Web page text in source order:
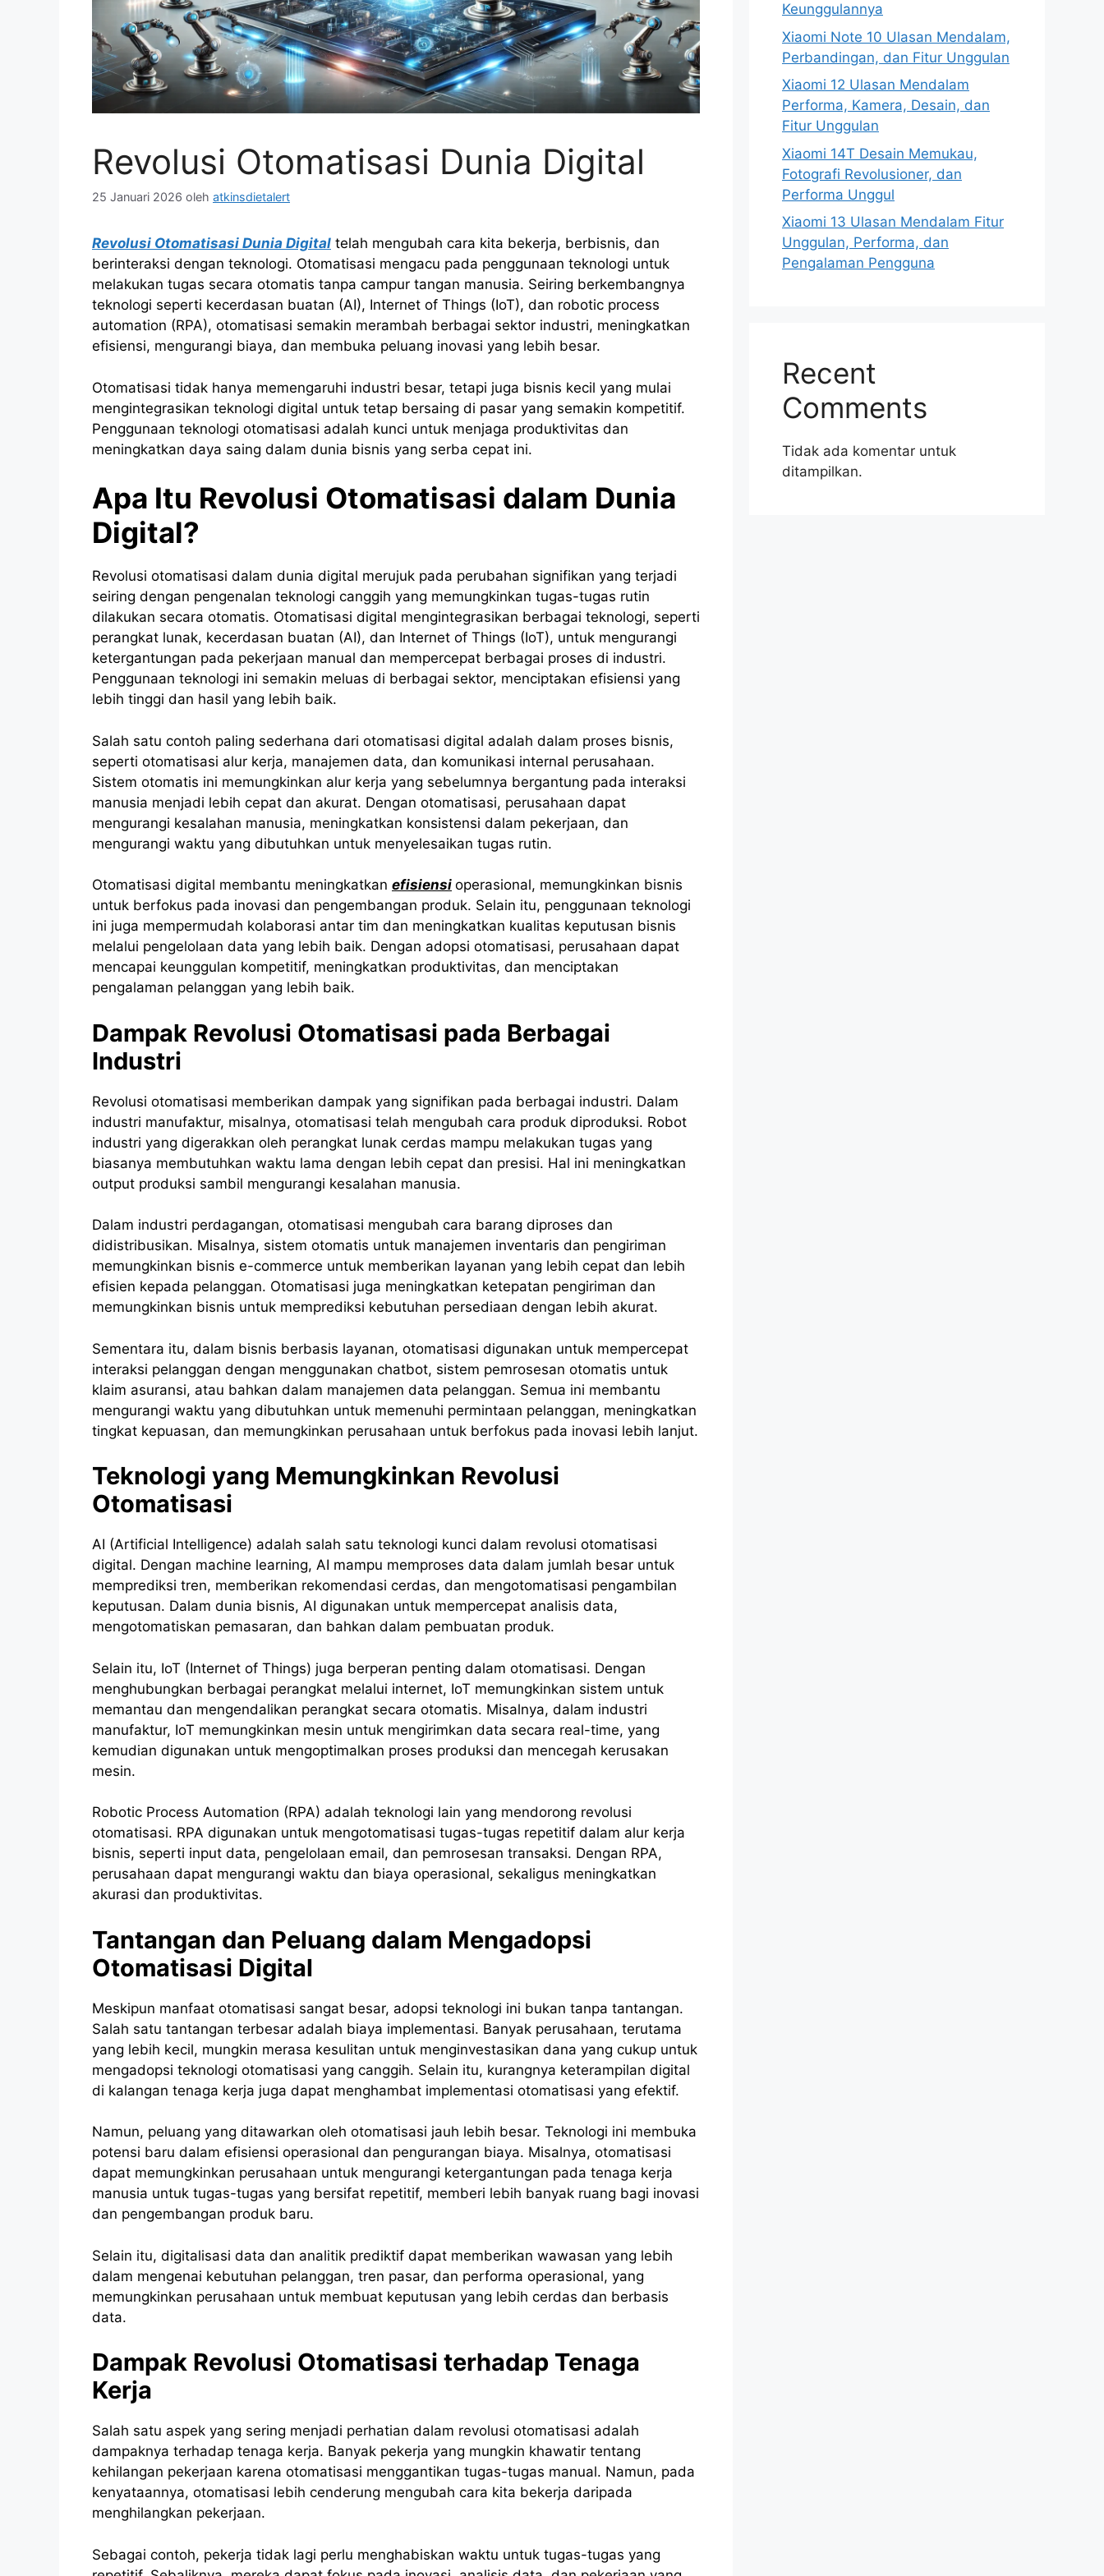
Revolusi Otomatisasi Dunia Digital
25 Januari 2026 oleh atkinsdietalert
Revolusi Otomatisasi Dunia Digital telah mengubah cara kita bekerja, berbisnis, dan
berinteraksi dengan teknologi. Otomatisasi mengacu pada penggunaan teknologi untuk
melakukan tugas secara otomatis tanpa campur tangan manusia. Seiring berkembangnya
teknologi seperti kecerdasan buatan (AI), Internet of Things (IoT), dan robotic process
automation (RPA), otomatisasi semakin merambah berbagai sektor industri, meningkatkan
efisiensi, mengurangi biaya, dan membuka peluang inovasi yang lebih besar.
Otomatisasi tidak hanya memengaruhi industri besar, tetapi juga bisnis kecil yang mulai
mengintegrasikan teknologi digital untuk tetap bersaing di pasar yang semakin kompetitif.
Penggunaan teknologi otomatisasi adalah kunci untuk menjaga produktivitas dan
meningkatkan daya saing dalam dunia bisnis yang serba cepat ini.
Apa Itu Revolusi Otomatisasi dalam Dunia
Digital?
Revolusi otomatisasi dalam dunia digital merujuk pada perubahan signifikan yang terjadi
seiring dengan pengenalan teknologi canggih yang memungkinkan tugas-tugas rutin
dilakukan secara otomatis. Otomatisasi digital mengintegrasikan berbagai teknologi, seperti
perangkat lunak, kecerdasan buatan (AI), dan Internet of Things (IoT), untuk mengurangi
ketergantungan pada pekerjaan manual dan mempercepat berbagai proses di industri.
Penggunaan teknologi ini semakin meluas di berbagai sektor, menciptakan efisiensi yang
lebih tinggi dan hasil yang lebih baik.
Salah satu contoh paling sederhana dari otomatisasi digital adalah dalam proses bisnis,
seperti otomatisasi alur kerja, manajemen data, dan komunikasi internal perusahaan.
Sistem otomatis ini memungkinkan alur kerja yang sebelumnya bergantung pada interaksi
manusia menjadi lebih cepat dan akurat. Dengan otomatisasi, perusahaan dapat
mengurangi kesalahan manusia, meningkatkan konsistensi dalam pekerjaan, dan
mengurangi waktu yang dibutuhkan untuk menyelesaikan tugas rutin.
Otomatisasi digital membantu meningkatkan efisiensi operasional, memungkinkan bisnis
untuk berfokus pada inovasi dan pengembangan produk. Selain itu, penggunaan teknologi
ini juga mempermudah kolaborasi antar tim dan meningkatkan kualitas keputusan bisnis
melalui pengelolaan data yang lebih baik. Dengan adopsi otomatisasi, perusahaan dapat
mencapai keunggulan kompetitif, meningkatkan produktivitas, dan menciptakan
pengalaman pelanggan yang lebih baik.
Dampak Revolusi Otomatisasi pada Berbagai
Industri
Revolusi otomatisasi memberikan dampak yang signifikan pada berbagai industri. Dalam
industri manufaktur, misalnya, otomatisasi telah mengubah cara produk diproduksi. Robot
industri yang digerakkan oleh perangkat lunak cerdas mampu melakukan tugas yang
biasanya membutuhkan waktu lama dengan lebih cepat dan presisi. Hal ini meningkatkan
output produksi sambil mengurangi kesalahan manusia.
Dalam industri perdagangan, otomatisasi mengubah cara barang diproses dan
didistribusikan. Misalnya, sistem otomatis untuk manajemen inventaris dan pengiriman
memungkinkan bisnis e-commerce untuk memberikan layanan yang lebih cepat dan lebih
efisien kepada pelanggan. Otomatisasi juga meningkatkan ketepatan pengiriman dan
memungkinkan bisnis untuk memprediksi kebutuhan persediaan dengan lebih akurat.
Sementara itu, dalam bisnis berbasis layanan, otomatisasi digunakan untuk mempercepat
interaksi pelanggan dengan menggunakan chatbot, sistem pemrosesan otomatis untuk
klaim asuransi, atau bahkan dalam manajemen data pelanggan. Semua ini membantu
mengurangi waktu yang dibutuhkan untuk memenuhi permintaan pelanggan, meningkatkan
tingkat kepuasan, dan memungkinkan perusahaan untuk berfokus pada inovasi lebih lanjut.
Teknologi yang Memungkinkan Revolusi
Otomatisasi
AI (Artificial Intelligence) adalah salah satu teknologi kunci dalam revolusi otomatisasi
digital. Dengan machine learning, AI mampu memproses data dalam jumlah besar untuk
memprediksi tren, memberikan rekomendasi cerdas, dan mengotomatisasi pengambilan
keputusan. Dalam dunia bisnis, AI digunakan untuk mempercepat analisis data,
mengotomatiskan pemasaran, dan bahkan dalam pembuatan produk.
Selain itu, IoT (Internet of Things) juga berperan penting dalam otomatisasi. Dengan
menghubungkan berbagai perangkat melalui internet, IoT memungkinkan sistem untuk
memantau dan mengendalikan perangkat secara otomatis. Misalnya, dalam industri
manufaktur, IoT memungkinkan mesin untuk mengirimkan data secara real-time, yang
kemudian digunakan untuk mengoptimalkan proses produksi dan mencegah kerusakan
mesin.
Robotic Process Automation (RPA) adalah teknologi lain yang mendorong revolusi
otomatisasi. RPA digunakan untuk mengotomatisasi tugas-tugas repetitif dalam alur kerja
bisnis, seperti input data, pengelolaan email, dan pemrosesan transaksi. Dengan RPA,
perusahaan dapat mengurangi waktu dan biaya operasional, sekaligus meningkatkan
akurasi dan produktivitas.
Tantangan dan Peluang dalam Mengadopsi
Otomatisasi Digital
Meskipun manfaat otomatisasi sangat besar, adopsi teknologi ini bukan tanpa tantangan.
Salah satu tantangan terbesar adalah biaya implementasi. Banyak perusahaan, terutama
yang lebih kecil, mungkin merasa kesulitan untuk menginvestasikan dana yang cukup untuk
mengadopsi teknologi otomatisasi yang canggih. Selain itu, kurangnya keterampilan digital
di kalangan tenaga kerja juga dapat menghambat implementasi otomatisasi yang efektif.
Namun, peluang yang ditawarkan oleh otomatisasi jauh lebih besar. Teknologi ini membuka
potensi baru dalam efisiensi operasional dan pengurangan biaya. Misalnya, otomatisasi
dapat memungkinkan perusahaan untuk mengurangi ketergantungan pada tenaga kerja
manusia untuk tugas-tugas yang bersifat repetitif, memberi lebih banyak ruang bagi inovasi
dan pengembangan produk baru.
Selain itu, digitalisasi data dan analitik prediktif dapat memberikan wawasan yang lebih
dalam mengenai kebutuhan pelanggan, tren pasar, dan performa operasional, yang
memungkinkan perusahaan untuk membuat keputusan yang lebih cerdas dan berbasis
data.
Dampak Revolusi Otomatisasi terhadap Tenaga
Kerja
Salah satu aspek yang sering menjadi perhatian dalam revolusi otomatisasi adalah
dampaknya terhadap tenaga kerja. Banyak pekerja yang mungkin khawatir tentang
kehilangan pekerjaan karena otomatisasi menggantikan tugas-tugas manual. Namun, pada
kenyataannya, otomatisasi lebih cenderung mengubah cara kita bekerja daripada
menghilangkan pekerjaan.
Sebagai contoh, pekerja tidak lagi perlu menghabiskan waktu untuk tugas-tugas yang
Keunggulannya
Xiaomi Note 10 Ulasan Mendalam,
Perbandingan, dan Fitur Unggulan
Xiaomi 12 Ulasan Mendalam
Performa, Kamera, Desain, dan
Fitur Unggulan
Xiaomi 14T Desain Memukau,
Fotografi Revolusioner, dan
Performa Unggul
Xiaomi 13 Ulasan Mendalam Fitur
Unggulan, Performa, dan
Pengalaman Pengguna
Recent
Comments
Tidak ada komentar untuk
ditampilkan.